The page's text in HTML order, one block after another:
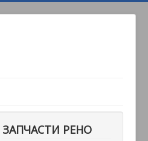
ЗАПЧАСТИ РЕНО